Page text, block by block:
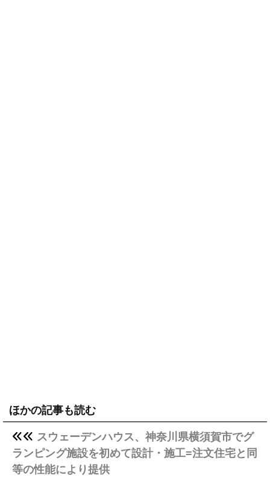
ほかの記事も読む
スウェーデンハウス、神奈川県横須賀市でグ
ランピング施設を初めて設計・施工=注文住宅と同
等の性能により提供